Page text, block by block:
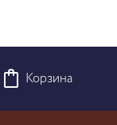
Корзина